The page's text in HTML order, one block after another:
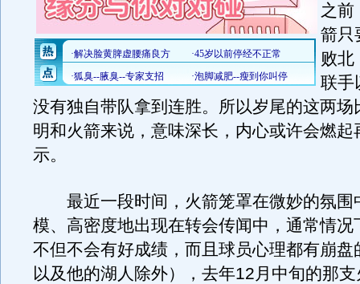
之前
箭只
败北
联手
没有独自带队拿到连胜。所以岁尾的这两场
明和火箭来说，意味深长，内心或许会燃起
示。
最近一段时间，火箭笼罩在微妙的氛围
模、高密度地出现在转会传闻中，通常情况
不但不会有好成绩，而且球员心理都有崩盘
以及他的湖人除外），去年12月中旬的那